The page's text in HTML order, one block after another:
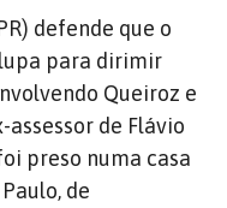
defende que o
para dirimir
Queiroz e
de Flávio
preso numa casa
de